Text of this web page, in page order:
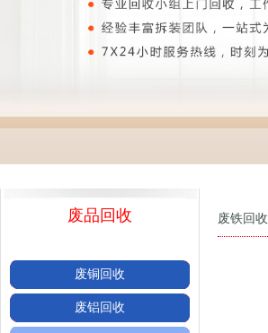
废品回收
废铜回收
废铝回收
废铁回收